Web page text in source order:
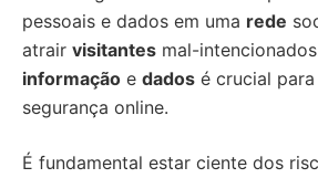
pessoais e dados em uma rede
atrair visitantes mal-
informação e dados é crucial
segurança online.
É fundamental estar ciente dos